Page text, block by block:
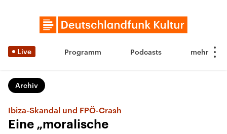
Live Programm Podcasts
Archiv
Ibiza-Skandal und FPÖ-Crash
Eine „moralische